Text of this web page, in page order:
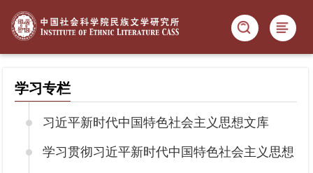
学习专栏
习近平新时代中国特色社会主义思想文库
学习贯彻习近平新时代中国特色社会主义思想